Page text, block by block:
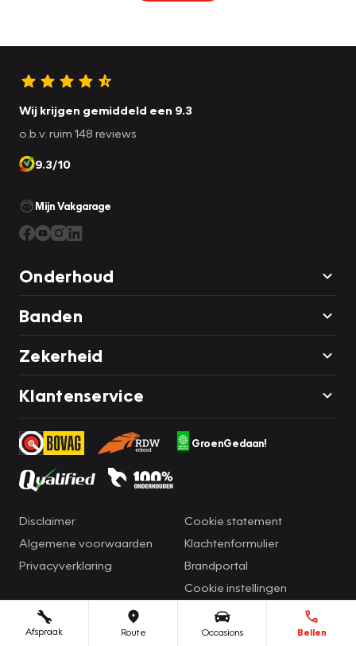
Afspraak Route Occasions Bellen
Wij krijgen gemiddeld een 9.3
o.b.v. ruim 148 reviews
9.3/10
Mijn Vakgarage
Onderhoud
Banden
Zekerheid
Klantenservice
GroenGedaan!
Disclaimer
Algemene voorwaarden
Privacyverklaring
Cookie statement
Klachtenformulier
Brandportal
Cookie instellingen